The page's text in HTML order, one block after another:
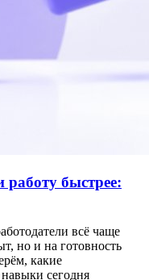
быстрее:
всё чаще
но и на готовность
какие
сегодня